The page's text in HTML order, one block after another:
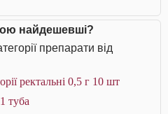
найдешевші?
препарати від
ректальні 0,5 г 10 шт
туба